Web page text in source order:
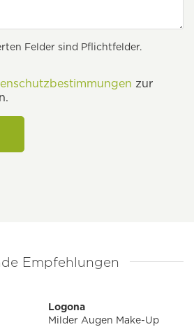
Felder sind Pflichtfelder.
zur
Empfehlungen
Logona
Milder Augen Make-Up